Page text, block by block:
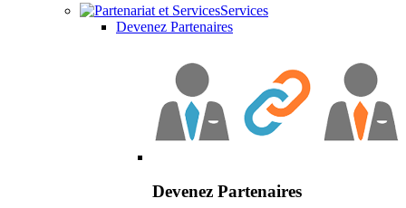
Services
Devenez Partenaires
Devenez Partenaires